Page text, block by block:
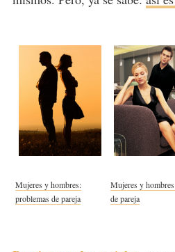
Mujeres y hombres:
problemas de pareja
Mujeres y
de pareja